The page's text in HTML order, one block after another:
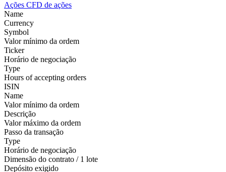
Ações CFD de ações
Name
Currency
Symbol
Valor mínimo da ordem
Ticker
Horário de negociação
Type
Hours of accepting orders
ISIN
Name
Valor mínimo da ordem
Descrição
Valor máximo da ordem
Passo da transação
Type
Horário de negociação
Dimensão do contrato / 1 lote
Depósito exigido